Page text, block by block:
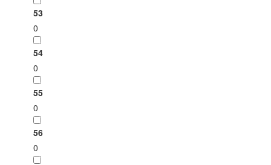
53
0
54
0
55
0
56
0